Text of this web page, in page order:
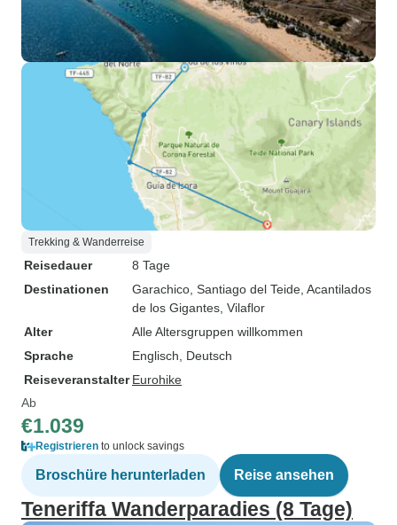
Trekking & Wanderreise
Reisedauer
8 Tage
Destinationen
Garachico , Santiago del Teide , Acantilados
de los Gigantes , Vilaflor
Alter
Alle Altersgruppen willkommen
Sprache
Englisch, Deutsch
Reiseveranstalter Eurohike
Ab
€1.039
Registrieren to unlock savings
Broschüre herunterladen Reise ansehen
Teneriffa Wanderparadies (8 Tage)